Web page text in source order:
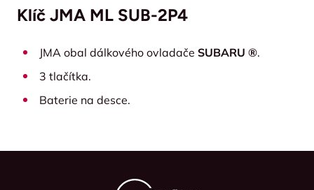
Klíč JMA ML SUB-2P4
JMA obal dálkového ovladače SUBARU ®.
3 tlačítka.
Baterie na desce.